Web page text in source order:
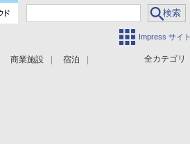
Impress サイト
全カテゴリ
商業施設 宿泊